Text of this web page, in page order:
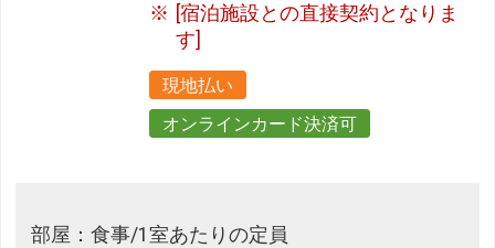
[宿泊施設との直接契約となりま
す]
現地払い
オンラインカード決済可
部屋：食事/1室あたりの定員